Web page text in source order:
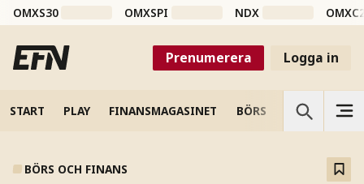
OMXS30 OMXSPI NDX
Prenumerera Logga in
START PLAY FINANSMAGASINET BÖRS VETENSKAP
BÖRS OCH FINANS